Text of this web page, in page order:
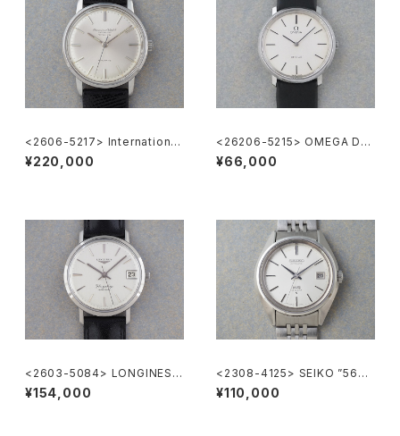
<2606-5217> International
National Co. "TURLER"
¥220,000
<26206-5215> OMEGA DE
VILLE
¥66,000
<2603-5084> LONGINES F
lagShip Cal.345
¥154,000
<2308-4125> SEIKO ”56K
S" KING SEIKO
¥110,000